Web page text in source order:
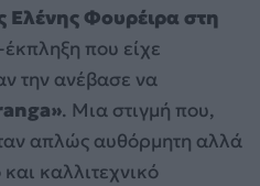
Ελένης Φουρέιρα στη
που είχε
την ανέβασε να
. Μια στιγμή που,
απλώς αυθόρμητη αλλά
καλλιτεχνικό